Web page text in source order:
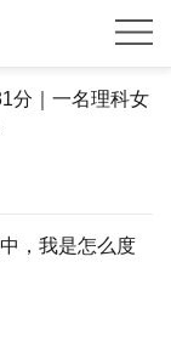
分｜一名理科女
，我是怎么度